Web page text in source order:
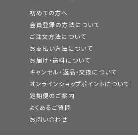
初めての方へ
会員登録の方法について
ご注文方法について
お支払い方法について
お届け・送料について
キャンセル・返品・交換について
オンラインショップポイントについて
定期便のご案内
よくあるご質問
お問い合わせ